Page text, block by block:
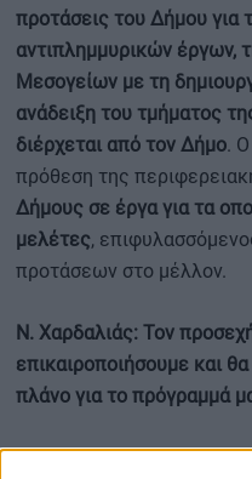
προτάσεις του Δήμου για
αντιπλημμυρικών έργων,
Μεσογείων με τη
ανάδειξη του τμήματος
διέρχεται από τον Δήμο.
πρόθεση της
Δήμους σε έργα για τα
μελέτες,
προτάσεων στο μέλλον.
Ν. Χαρδαλιάς: Τον
επικαιροποιήσουμε και
πλάνο για το πρόγραμμά
Αμέσως μετά, ο